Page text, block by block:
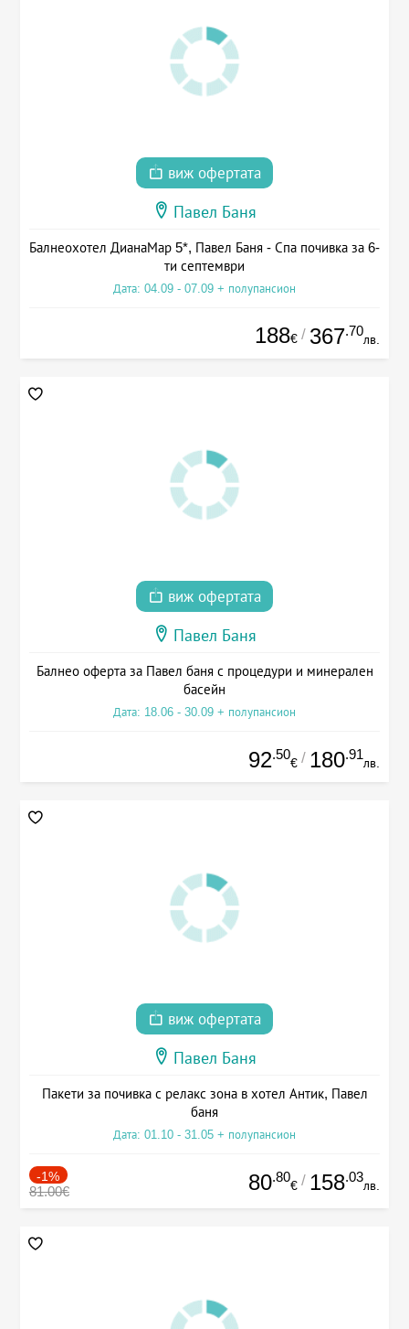
виж офертата
Павел Баня
Балнеохотел ДианаМар 5*, Павел Баня - Спа почивка за 6-
ти септември
Дата: 04.09 - 07.09 + полупансион
188€ / 367.70
лв.
виж офертата
Павел Баня
Балнео оферта за Павел баня с процедури и минерален
басейн
Дата: 18.06 - 30.09 + полупансион
92.50
€ / 180.91
лв.
виж офертата
Павел Баня
Пакети за почивка с релакс зона в хотел Антик, Павел
баня
Дата: 01.10 - 31.05 + полупансион
-1%
81.00€ 80.80
€ / 158.03
лв.